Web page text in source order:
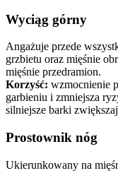
Wyciąg górny
Angażuje przede
grzbietu oraz mięśnie
mięśnie przedramion.
Korzyść: wzmocnienie
garbieniu i zmniejsza
silniejsze barki
Prostownik nóg
Ukierunkowany na